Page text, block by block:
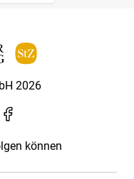
2026
können